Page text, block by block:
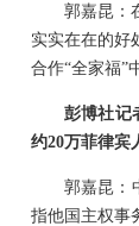
郭嘉昆：
实实在在的好
合作“全家福”
彭博社记
约20万菲律宾
郭嘉昆：
指他国主权事